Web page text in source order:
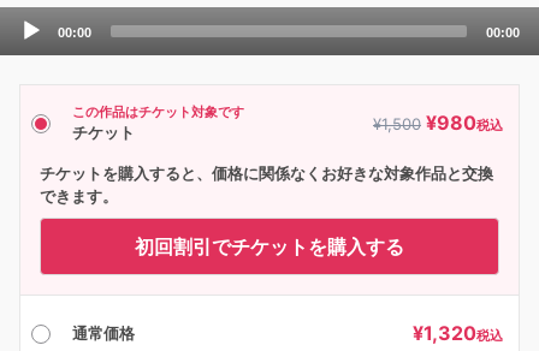
Audio
00:00 00:00
この作品はチケット対象です
チケット ¥1,500 ¥980税込
チケットを購入すると、価格に関係なくお好きな対象作品と交換
できます。
初回割引でチケットを購入する
通常価格 ¥1,320税込